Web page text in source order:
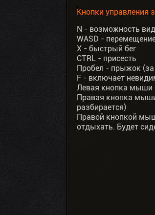
Кнопки управления
N - возможность
WASD -
X - быстрый бег
CTRL - присесть
Пробел - прыжок (за
F - включает
Левая кнопка мыши
Правая кнопка
разбирается)
Правой кнопкой
отдыхать. Будет